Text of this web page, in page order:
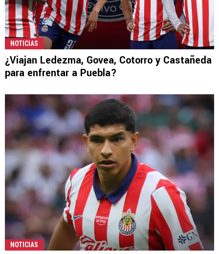
NOTICIAS
¿Viajan Ledezma, Govea, Cotorro y Castañeda
para enfrentar a Puebla?
NOTICIAS